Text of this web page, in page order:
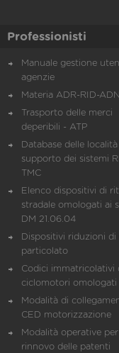
Professionisti
Manuale gestione
agenzie
Materia ADR-RID-ADN
Trasporto delle merci
deperibili - ATP
Database delle località
supporto dei sistemi
TMC
Elenco dispositivi di
stradale omologati ai
DM 21.06.04
Dispositivi riduzioni di
particolato
Codici immatricolativi
ciclomotori omologati
Modalità di
CED motorizzazione
Modalità operative per
rinnovo delle patenti